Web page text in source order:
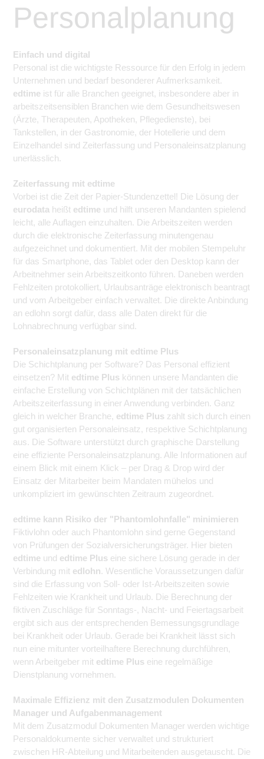
Personalplanung
Einfach und digital
Personal ist die wichtigste Ressource für den Erfolg in jedem
Unternehmen und bedarf besonderer Aufmerksamkeit.
edtime ist für alle Branchen geeignet, insbesondere aber in
arbeitszeitsensiblen Branchen wie dem Gesundheitswesen
(Ärzte, Therapeuten, Apotheken, Pflegedienste), bei
Tankstellen, in der Gastronomie, der Hotellerie und dem
Einzelhandel sind Zeiterfassung und Personaleinsatzplanung
unerlässlich.
Zeiterfassung mit edtime
Vorbei ist die Zeit der Papier-Stundenzettel! Die Lösung der
eurodata heißt edtime und hilft unseren Mandanten spielend
leicht, alle Auflagen einzuhalten. Die Arbeitszeiten werden
durch die elektronische Zeiterfassung minutengenau
aufgezeichnet und dokumentiert. Mit der mobilen Stempeluhr
für das Smartphone, das Tablet oder den Desktop kann der
Arbeitnehmer sein Arbeitszeitkonto führen. Daneben werden
Fehlzeiten protokolliert, Urlaubsanträge elektronisch beantragt
und vom Arbeitgeber einfach verwaltet. Die direkte Anbindung
an edlohn sorgt dafür, dass alle Daten direkt für die
Lohnabrechnung verfügbar sind.
Personaleinsatzplanung mit edtime Plus
Die Schichtplanung per Software? Das Personal effizient
einsetzen? Mit edtime Plus können unsere Mandanten die
einfache Erstellung von Schichtplänen mit der tatsächlichen
Arbeitszeiterfassung in einer Anwendung verbinden. Ganz
gleich in welcher Branche, edtime Plus zahlt sich durch einen
gut organisierten Personaleinsatz, respektive Schichtplanung
aus. Die Software unterstützt durch graphische Darstellung
eine effiziente Personaleinsatzplanung. Alle Informationen auf
einem Blick mit einem Klick – per Drag & Drop wird der
Einsatz der Mitarbeiter beim Mandaten mühelos und
unkompliziert im gewünschten Zeitraum zugeordnet.
edtime kann Risiko der "Phantomlohnfalle" minimieren
Fiktivlohn oder auch Phantomlohn sind gerne Gegenstand
von Prüfungen der Sozialversicherungsträger. Hier bieten
edtime und edtime Plus eine sichere Lösung gerade in der
Verbindung mit edlohn. Wesentliche Voraussetzungen dafür
sind die Erfassung von Soll- oder Ist-Arbeitszeiten sowie
Fehlzeiten wie Krankheit und Urlaub. Die Berechnung der
fiktiven Zuschläge für Sonntags-, Nacht- und Feiertagsarbeit
ergibt sich aus der entsprechenden Bemessungsgrundlage
bei Krankheit oder Urlaub. Gerade bei Krankheit lässt sich
nun eine mitunter vorteilhaftere Berechnung durchführen,
wenn Arbeitgeber mit edtime Plus eine regelmäßige
Dienstplanung vornehmen.
Maximale Effizienz mit den Zusatzmodulen Dokumenten
Manager und Aufgabenmanagement
Mit dem Zusatzmodul Dokumenten Manager werden wichtige
Personaldokumente sicher verwaltet und strukturiert
zwischen HR-Abteilung und Mitarbeitenden ausgetauscht. Die